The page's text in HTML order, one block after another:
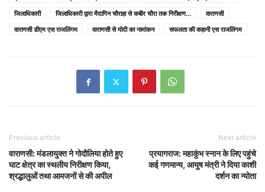
जिलाधिकारी
जिलाधिकारी द्वारा मैदागिन चौराहा से कबीर चौरा तक निरीक्षण...
वाराणसी
वाराणसी डीएम एस राजलिंगम
वाराणसी से मोदी का नामांकन सफलता की कहानी एस राजलिंगम
Previous article
वाराणसी: मंडलायुक्त ने गोदौलिया होते हुए
घाट क्षेत्र का स्थलीय निरीक्षण किया,
श्रद्धालुओं तथा आमजनों से की अपील
Next article
प्रयागराज: महाकुंभ स्नान के लिए पहुंचे
कई गणमान्य, आयुष मंत्री ने दिया काशी
दर्शन का न्योता